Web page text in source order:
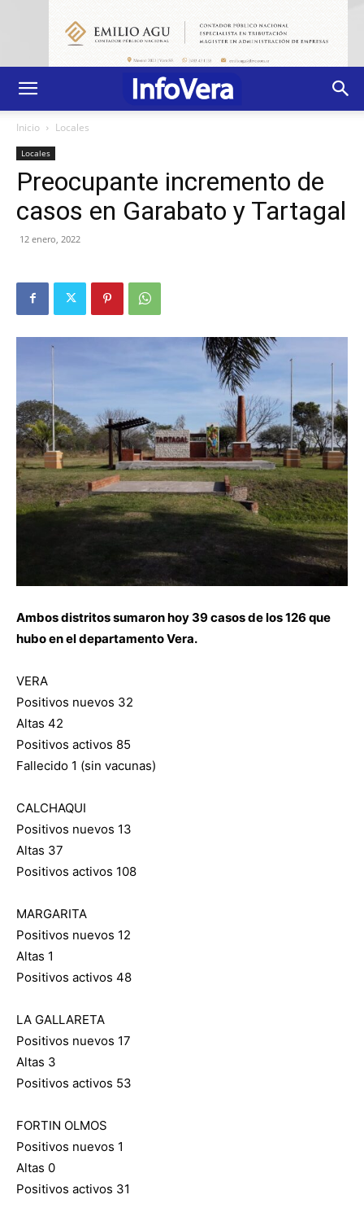
Inicio Locales
Locales
Preocupante incremento de
casos en Garabato y Tartagal
12 enero, 2022
Ambos distritos sumaron hoy 39 casos de los 126 que
hubo en el departamento Vera.
VERA
Positivos nuevos 32
Altas 42
Positivos activos 85
Fallecido 1 (sin vacunas)
CALCHAQUI
Positivos nuevos 13
Altas 37
Positivos activos 108
MARGARITA
Positivos nuevos 12
Altas 1
Positivos activos 48
LA GALLARETA
Positivos nuevos 17
Altas 3
Positivos activos 53
FORTIN OLMOS
Positivos nuevos 1
Altas 0
Positivos activos 31